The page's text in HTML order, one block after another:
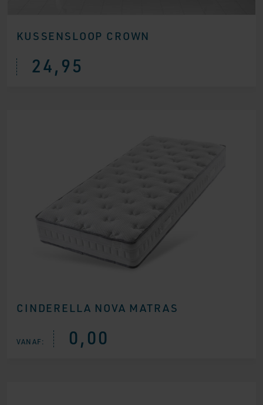
KUSSENSLOOP CROWN
24,95
CINDERELLA NOVA MATRAS
VANAF: 0,00